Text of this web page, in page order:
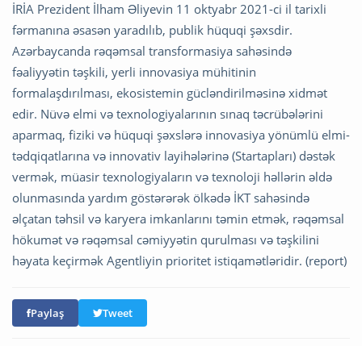
İRİA Prezident İlham Əliyevin 11 oktyabr 2021-ci il tarixli
fərmanına əsasən yaradılıb, publik hüquqi şəxsdir.
Azərbaycanda rəqəmsal transformasiya sahəsində
fəaliyyətin təşkili, yerli innovasiya mühitinin
formalaşdırılması, ekosistemin gücləndirilməsinə xidmət
edir. Nüvə elmi və texnologiyalarının sınaq təcrübələrini
aparmaq, fiziki və hüquqi şəxslərə innovasiya yönümlü elmi-
tədqiqatlarına və innovativ layihələrinə (Startapları) dəstək
vermək, müasir texnologiyaların və texnoloji həllərin əldə
olunmasında yardım göstərərək ölkədə İKT sahəsində
əlçatan təhsil və karyera imkanlarını təmin etmək, rəqəmsal
hökumət və rəqəmsal cəmiyyətin qurulması və təşkilini
həyata keçirmək Agentliyin prioritet istiqamətləridir. (report)
Paylaş Tweet